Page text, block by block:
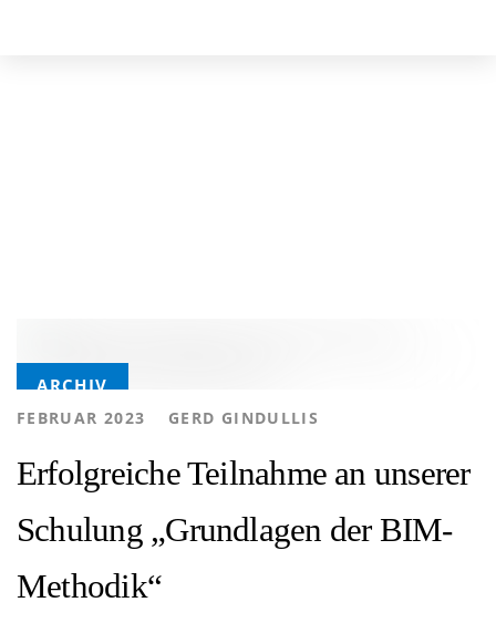
Tags
ARCHIV
FEBRUAR 2023 AUTHOR
GERD GINDULLIS
Erfolgreiche Teilnahme an unserer
Schulung „Grundlagen der BIM-
Methodik“